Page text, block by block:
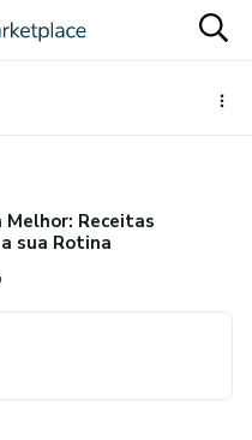
Melhor: Receitas
sua Rotina